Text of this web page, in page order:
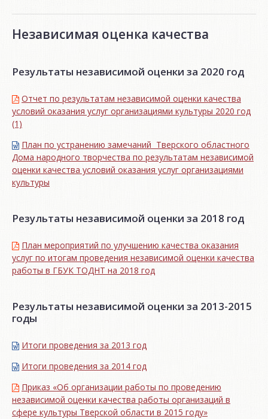
Независимая оценка качества
Результаты независимой оценки за 2020 год
Отчет по результатам независимой оценки качества
условий оказания услуг организациями культуры 2020 год
(1)
План по устранению замечаний Тверского областного
Дома народного творчества по результатам независимой
оценки качества условий оказания услуг организациями
культуры
Результаты независимой оценки за 2018 год
План мероприятий по улучшению качества оказания
услуг по итогам проведения независимой оценки качества
работы в ГБУК ТОДНТ на 2018 год
Результаты независимой оценки за 2013-2015
годы
Итоги проведения за 2013 год
Итоги проведения за 2014 год
Приказ «Об организации работы по проведению
независимой оценки качества работы организаций в
сфере культуры Тверской области в 2015 году»